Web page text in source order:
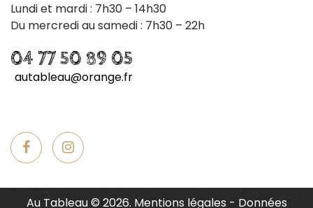
Lundi et mardi : 7h30 – 14h30
Du mercredi au samedi : 7h30 – 22h
04 77 50 89 05
autableau@orange.fr
Au Tableau©2026. Mentions légales - Données